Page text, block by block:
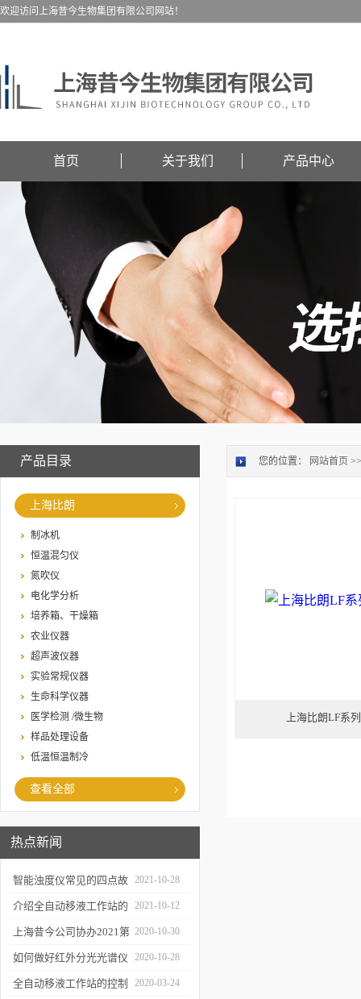
欢迎访问上海昔今生物集团有限公司网站！
首页 关于我们 产品中心
产品目录
上海比朗
制冰机
恒温混匀仪
氮吹仪
电化学分析
培养箱、干燥箱
农业仪器
超声波仪器
实验常规仪器
生命科学仪器
医学检测 /微生物
样品处理设备
低温恒温制冷
查看全部
热点新闻
智能浊度仪常见的四点故
障
2021-10-28
介绍全自动移液工作站的
三种移液方式
2021-10-12
上海昔今公司协办2021第
二届上海沪助科研圈发展
年会
2020-10-30
如何做好红外分光光谱仪
的防潮工作
2020-10-28
全自动移液工作站的控制 2020-03-24
您的位置： 网站首页
上海比朗LF系